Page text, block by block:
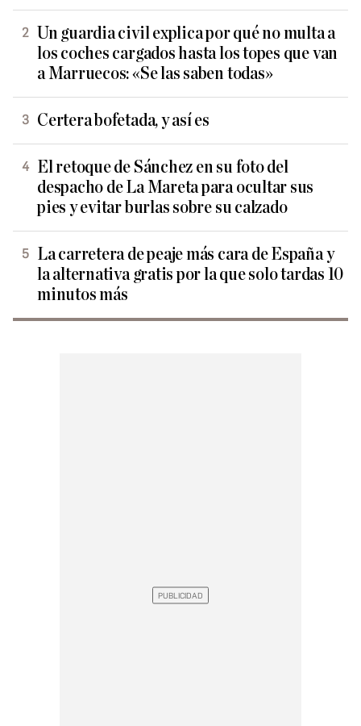
Un guardia civil explica por qué no multa a
los coches cargados hasta los topes que van
a Marruecos: «Se las saben todas»
Certera bofetada, y así es
El retoque de Sánchez en su foto del
despacho de La Mareta para ocultar sus
pies y evitar burlas sobre su calzado
La carretera de peaje más cara de España y
la alternativa gratis por la que solo tardas 10
minutos más